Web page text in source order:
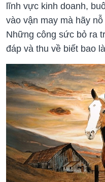
lĩnh vực kinh doanh,
vào vận may mà hãy
Những công sức bỏ ra
đáp và thu về biết bao